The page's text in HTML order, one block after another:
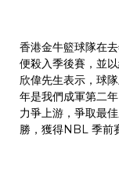
香港金牛籃球隊在
便殺入季後賽，並
欣偉先生表示，球
年是我們成軍第二
力爭上游，爭取最
勝，獲得NBL 季前